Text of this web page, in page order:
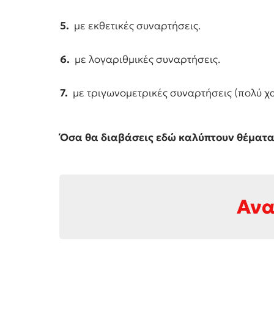
5. με εκθετικές συναρτήσεις.
6. με λογαριθμικές συναρτήσεις.
7. με τριγωνομετρικές συναρτήσεις (πολύ
Όσα θα διαβάσεις εδώ καλύπτουν